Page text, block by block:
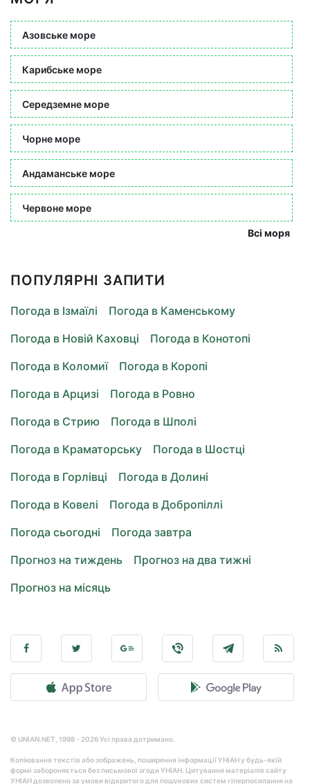
Азовське море
Карибське море
Середземне море
Чорне море
Андаманське море
Червоне море
Всі моря
ПОПУЛЯРНІ ЗАПИТИ
Погода в Ізмаїлі
Погода в Каменському
Погода в Новій Каховці
Погода в Конотопі
Погода в Коломиї
Погода в Коропі
Погода в Арцизі
Погода в Ровно
Погода в Стрию
Погода в Шполі
Погода в Краматорську
Погода в Шостці
Погода в Горлівці
Погода в Долині
Погода в Ковелі
Погода в Добропіллі
Погода сьогодні
Погода завтра
Прогноз на тиждень
Прогноз на два тижні
Прогноз на місяць
© UNIAN.NET, 1998 - 2026 Усі права дотримано.
Копіювання текстів або зображень, поширення інформації УНІАН у будь-якій
формі забороняється без письмової згоди УНІАН. Цитування матеріалів сайту
УНІАН дозволено за умови відкритого для пошукових систем гіперпосилання на